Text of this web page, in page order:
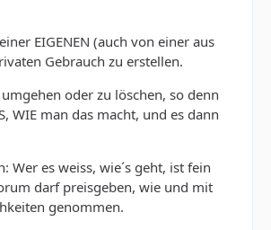
EIGENEN (auch von einer aus
Gebrauch zu erstellen.
oder zu löschen, so denn
WIE man das macht, und es dann
es weiss, wie´s geht, ist fein
darf preisgeben, wie und mit
genommen.